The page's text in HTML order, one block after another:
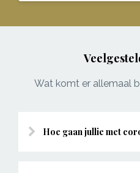
Wat komt er allemaal
Hoe gaan jullie met